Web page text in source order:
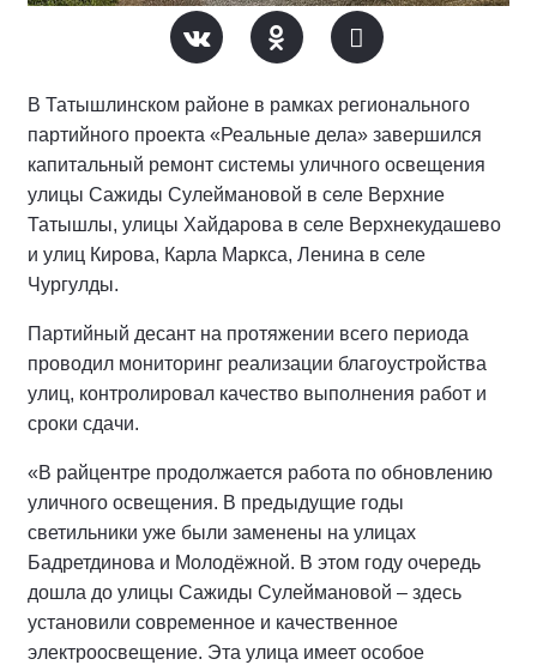
В Татышлинском районе в рамках регионального
партийного проекта «Реальные дела» завершился
капитальный ремонт системы уличного освещения
улицы Сажиды Сулеймановой в селе Верхние
Татышлы, улицы Хайдарова в селе Верхнекудашево
и улиц Кирова, Карла Маркса, Ленина в селе
Чургулды.
Партийный десант на протяжении всего периода
проводил мониторинг реализации благоустройства
улиц, контролировал качество выполнения работ и
сроки сдачи.
«В райцентре продолжается работа по обновлению
уличного освещения. В предыдущие годы
светильники уже были заменены на улицах
Бадретдинова и Молодёжной. В этом году очередь
дошла до улицы Сажиды Сулеймановой – здесь
установили современное и качественное
электроосвещение. Эта улица имеет особое